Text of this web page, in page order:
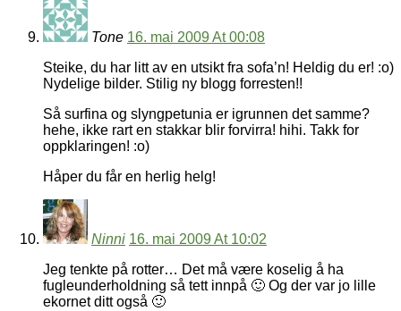
Tone 16. mai 2009 At 00:08
Steike, du har litt av en utsikt fra sofa’n! Heldig du er! :o)
Nydelige bilder. Stilig ny blogg forresten!!
Så surfina og slyngpetunia er igrunnen det samme?
hehe, ikke rart en stakkar blir forvirra! hihi. Takk for
oppklaringen! :o)
Håper du får en herlig helg!
Ninni 16. mai 2009 At 10:02
Jeg tenkte på rotter… Det må være koselig å ha
fugleunderholdning så tett innpå 🙂 Og der var jo lille
ekornet ditt også 🙂